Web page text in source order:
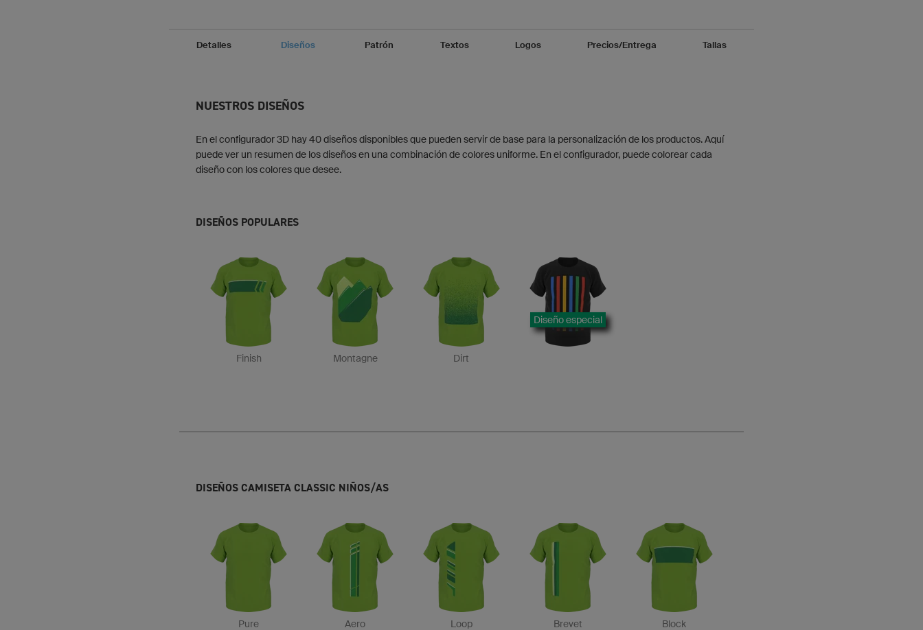
Detalles Diseños Patrón Textos Logos Precios/Entrega Tallas
NUESTROS DISEÑOS
En el configurador 3D hay 40 diseños disponibles que pueden servir de base para la personalización de los productos. Aquí
puede ver un resumen de los diseños en una combinación de colores uniforme. En el configurador, puede colorear cada
diseño con los colores que desee.
DISEÑOS POPULARES
Finish Montagne Dirt
Diseño especial
DISEÑOS CAMISETA CLASSIC NIÑOS/AS
Pure Aero Loop Brevet Block